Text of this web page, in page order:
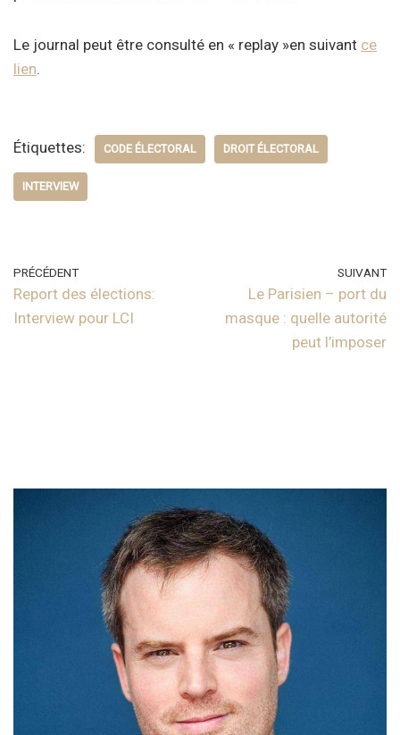
Le journal peut être consulté en « replay »en suivant ce
lien.
Étiquettes: CODE ÉLECTORAL DROIT ÉLECTORAL
INTERVIEW
PRÉCÉDENT
Report des élections:
Interview pour LCI
SUIVANT
Le Parisien – port du
masque : quelle autorité
peut l’imposer